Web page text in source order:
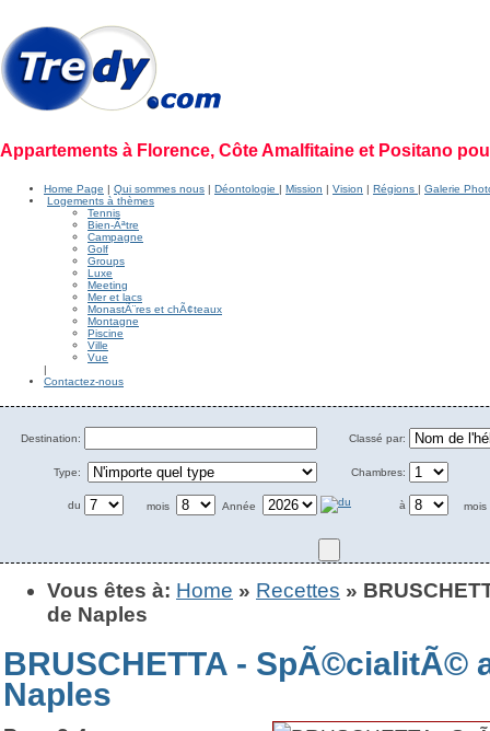
Appartements à Florence, Côte Amalfitaine et Positano
Home Page | Qui sommes nous | Déontologie | Mission | Vision | Régions | Galerie
Logements à thèmes
Tennis
Bien-Ãªtre
Campagne
Golf
Groups
Luxe
Meeting
Mer et lacs
MonastÃ¨res et chÃ¢teaux
Montagne
Piscine
Ville
Vue
|
Contactez-nous
Destination: Classé par:
Type: Chambres:
du mois Année à mois
Vous êtes à: Home » Recettes »
de Naples
BRUSCHETTA - SpÃ©cialitÃ©
Naples